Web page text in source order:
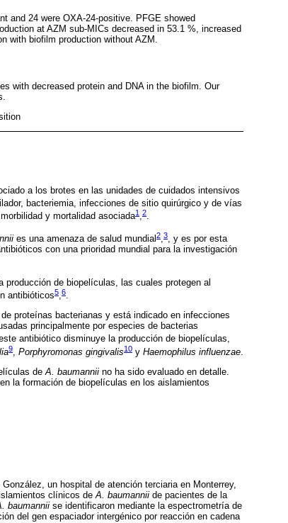
and 24 were OXA-24-positive. PFGE showed
at AZM sub-MICs decreased in 53.1 %, increased
with biofilm production without AZM.
with decreased protein and DNA in the biofilm. Our
a los brotes en las unidades de cuidados intensivos
bacteriemia, infecciones de sitio quirúrgico y de vías
y mortalidad asociada1 ,2.
es una amenaza de salud mundial2,3, y es por esta
con una prioridad mundial para la investigación
producción de biopelículas, las cuales protegen al
antibióticos5,6.
proteínas bacterianas y está indicado en infecciones
principalmente por especies de bacterias
antibiótico disminuye la producción de biopelículas,
9, Porphyromonas gingivalis10 y Haemophilus influenzae.
deA. baumannii no ha sido evaluado en detalle.
la formación de biopelículas en los aislamientos
un hospital de atención terciaria en Monterrey,
clínicos deA. baumannii de pacientes de la
baumannii se identificaron mediante la espectrometría de
del gen espaciador intergénico por reacción en cadena